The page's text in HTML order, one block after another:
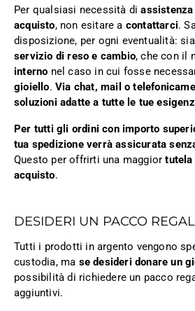
Per qualsiasi necessità diassistenza
acquisto, non esitare a contattarci.
disposizione, per ogni eventualità:
servizio di reso e cambio, che con il
interno nel caso in cui fosse
gioiello.Via chat, mail o
soluzioni adatte a tutte le tue
Per tutti gli ordini con importo
tua spedizione verrà assicurata
Questo per offrirti una maggiortutela
acquisto.
DESIDERI UN PACCO
Tutti i prodotti in argento vengono
custodia, ma se desideri donare un
possibilità di richiedere un pacco
aggiuntivi.